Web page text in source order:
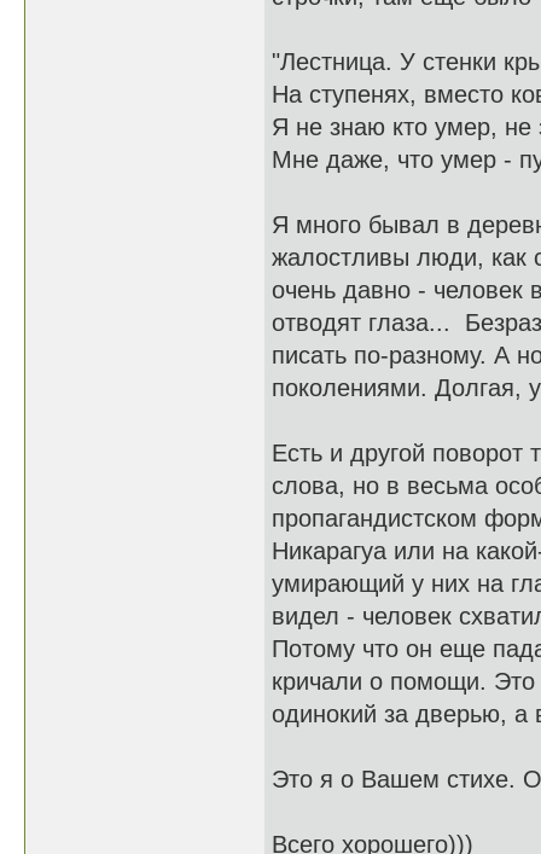
"Лестница. У стенки
На ступенях, вместо
Я не знаю кто умер, не
Мне даже, что умер -
Я много бывал в
жалостливы люди, как
очень давно - человек
отводят глаза...
писать по-разному. А
поколениями. Долгая,
Есть и другой
слова, но в весьма
пропагандистском
Никарагуа или на
умирающий у них на
видел - человек
Потому что он еще
кричали о помощи. Это
одинокий за дверью, а
Это я о Вашем стихе.
Всего хорошего)))